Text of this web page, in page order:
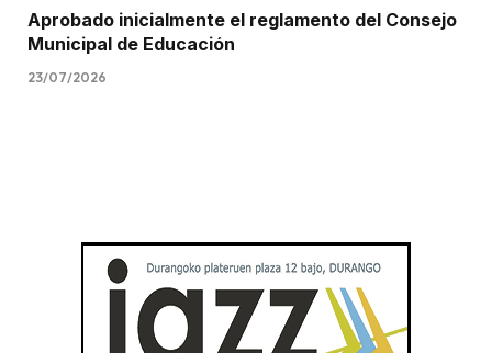
Aprobado inicialmente el reglamento del Consejo
Municipal de Educación
23/07/2026